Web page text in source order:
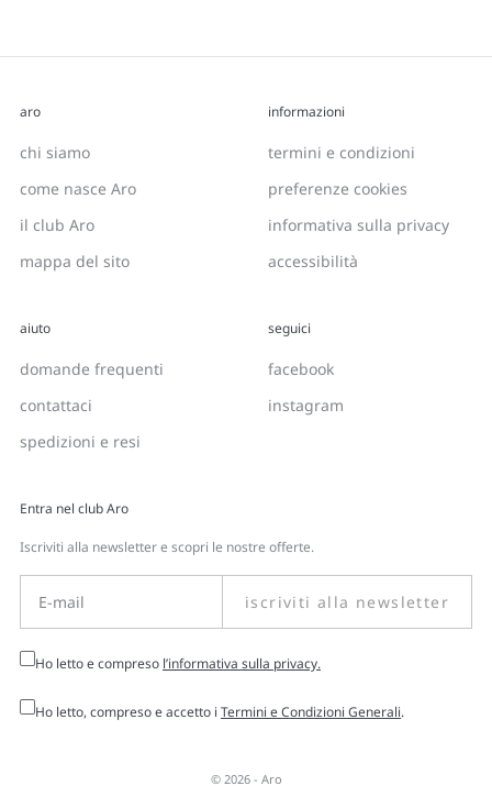
aro
chi siamo
come nasce Aro
il club Aro
mappa del sito
informazioni
termini e condizioni
preferenze cookies
informativa sulla privacy
accessibilità
aiuto
domande frequenti
contattaci
spedizioni e resi
seguici
facebook
instagram
Entra nel club Aro
Iscriviti alla newsletter e scopri le nostre offerte.
iscriviti alla newsletter
Ho letto e compreso l’informativa sulla privacy.
Ho letto, compreso e accetto i Termini e Condizioni Generali.
© 2026 - Aro